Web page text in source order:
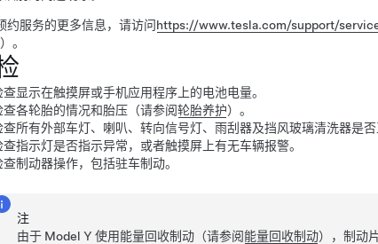
约服务的更多信息，请访问https://www.tesla.com/support/
） 。
查显示在触摸屏或手机应用程序上的电池电量。
查各轮胎的情况和胎压（请参阅轮胎养护）。
查所有外部车灯、喇叭、转向信号灯、 雨刮器及挡风玻璃清洗器是否
查指示灯是否指示异常，或者触摸屏上有无车辆报警。
查制动器操作，包括驻车制动。
注
由于 Model Y 使用能量回收制动（请参阅能量回收制动），制动